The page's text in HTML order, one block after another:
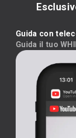
Guida con
Guida il tuo